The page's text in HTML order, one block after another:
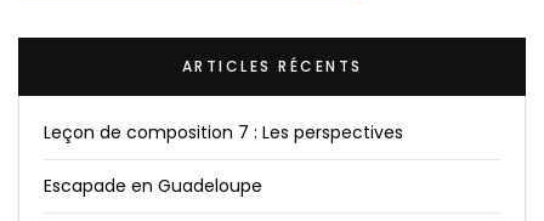
ARTICLES RÉCENTS
Leçon de composition 7 : Les perspectives
Escapade en Guadeloupe